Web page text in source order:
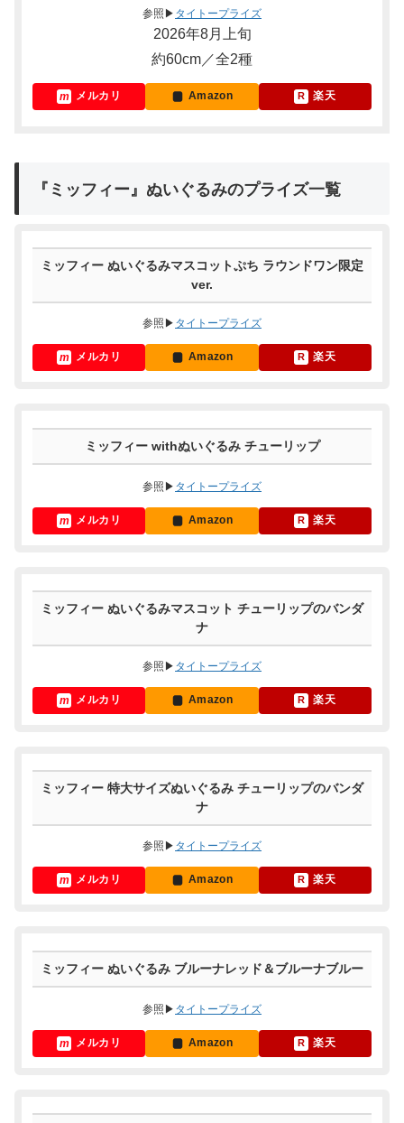
参照▶ タイトープライズ
2026年8月上旬
約60cm／全2種
メルカリ Amazon 楽天
『ミッフィー』ぬいぐるみのプライズ一覧
ミッフィー ぬいぐるみマスコットぷち ラウンドワン限定
ver.
参照▶ タイトープライズ
メルカリ Amazon 楽天
ミッフィー withぬいぐるみ チューリップ
参照▶ タイトープライズ
メルカリ Amazon 楽天
ミッフィー ぬいぐるみマスコット チューリップのバンダ
ナ
参照▶ タイトープライズ
メルカリ Amazon 楽天
ミッフィー 特大サイズぬいぐるみ チューリップのバンダ
ナ
参照▶ タイトープライズ
メルカリ Amazon 楽天
ミッフィー ぬいぐるみ ブルーナレッド＆ブルーナブルー
参照▶ タイトープライズ
メルカリ Amazon 楽天